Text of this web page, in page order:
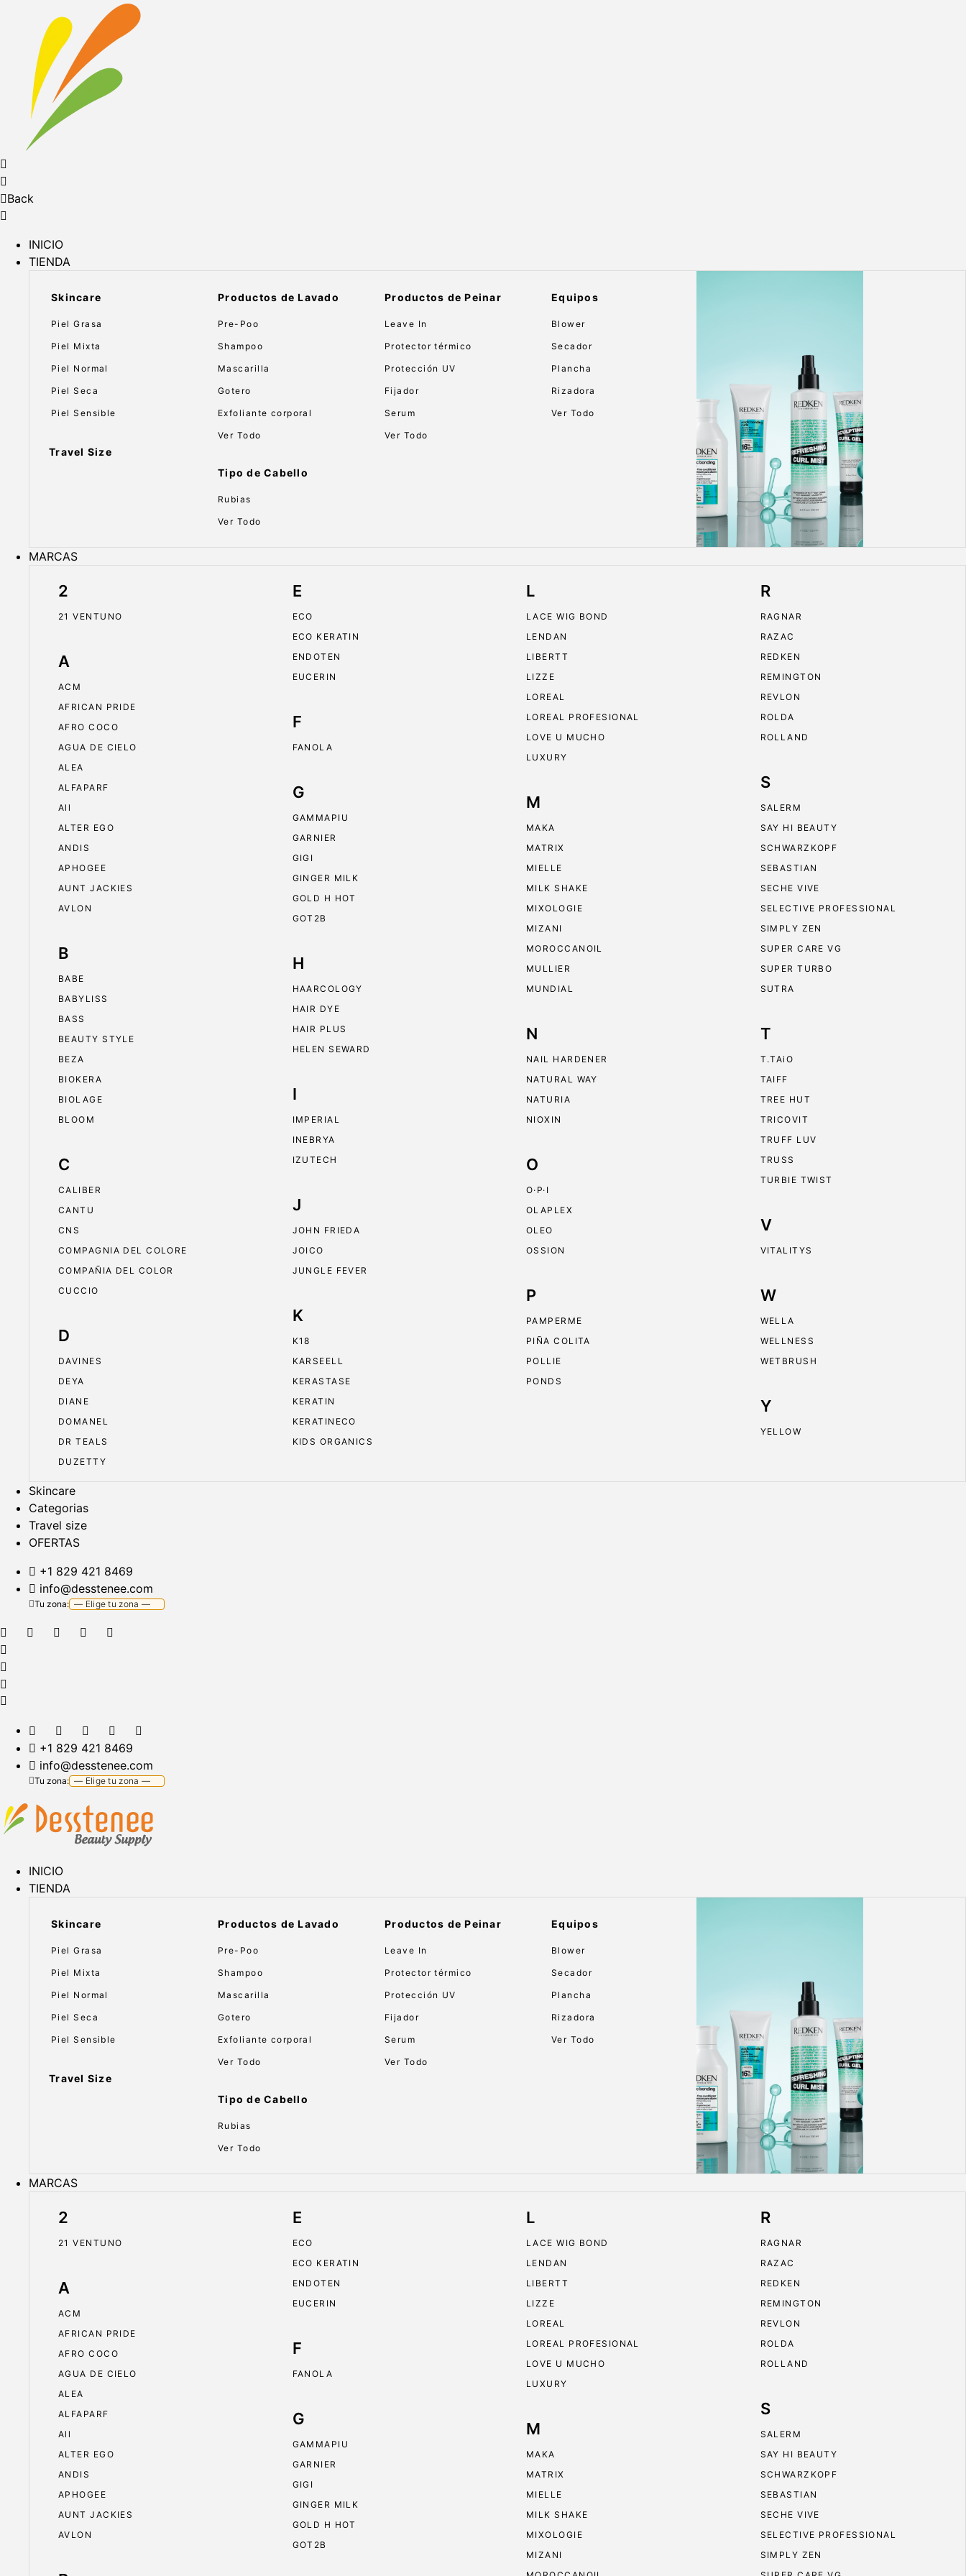
Back
INICIO
TIENDA
Skincare
Piel Grasa
Piel Mixta
Piel Normal
Piel Seca
Piel Sensible
Travel Size
Productos de Lavado
Pre-Poo
Shampoo
Mascarilla
Gotero
Exfoliante corporal
Ver Todo
Tipo de Cabello
Rubias
Ver Todo
Productos de Peinar
Leave In
Protector térmico
Protección UV
Fijador
Serum
Ver Todo
Equipos
Blower
Secador
Plancha
Rizadora
Ver Todo
MARCAS
2
21 VENTUNO
A
ACM
AFRICAN PRIDE
AFRO COCO
AGUA DE CIELO
ALEA
ALFAPARF
All
ALTER EGO
ANDIS
APHOGEE
AUNT JACKIES
AVLON
B
BABE
BABYLISS
BASS
BEAUTY STYLE
BEZA
BIOKERA
BIOLAGE
BLOOM
C
CALIBER
CANTU
CNS
COMPAGNIA DEL COLORE
COMPAÑIA DEL COLOR
CUCCIO
D
DAVINES
DEYA
DIANE
DOMANEL
DR TEALS
DUZETTY
E
ECO
ECO KERATIN
ENDOTEN
EUCERIN
F
FANOLA
G
GAMMAPIU
GARNIER
GIGI
GINGER MILK
GOLD H HOT
GOT2B
H
HAARCOLOGY
HAIR DYE
HAIR PLUS
HELEN SEWARD
I
IMPERIAL
INEBRYA
IZUTECH
J
JOHN FRIEDA
JOICO
JUNGLE FEVER
K
K18
KARSEELL
KERASTASE
KERATIN
KERATINECO
KIDS ORGANICS
L
LACE WIG BOND
LENDAN
LIBERTT
LIZZE
LOREAL
LOREAL PROFESIONAL
LOVE U MUCHO
LUXURY
M
MAKA
MATRIX
MIELLE
MILK SHAKE
MIXOLOGIE
MIZANI
MOROCCANOIL
MULLIER
MUNDIAL
N
NAIL HARDENER
NATURAL WAY
NATURIA
NIOXIN
O
O·P·I
OLAPLEX
OLEO
OSSION
P
PAMPERME
PIÑA COLITA
POLLIE
PONDS
R
RAGNAR
RAZAC
REDKEN
REMINGTON
REVLON
ROLDA
ROLLAND
S
SALERM
SAY HI BEAUTY
SCHWARZKOPF
SEBASTIAN
SECHE VIVE
SELECTIVE PROFESSIONAL
SIMPLY ZEN
SUPER CARE VG
SUPER TURBO
SUTRA
T
T.TAiO
TAIFF
TREE HUT
TRICOVIT
TRUFF LUV
TRUSS
TURBIE TWIST
V
VITALITYS
W
WELLA
WELLNESS
WETBRUSH
Y
YELLOW
Skincare
Categorias
Travel size
OFERTAS
+1 829 421 8469
info@desstenee.com
Tu zona:
+1 829 421 8469
info@desstenee.com
Tu zona:
INICIO
TIENDA
Skincare
Piel Grasa
Piel Mixta
Piel Normal
Piel Seca
Piel Sensible
Travel Size
Productos de Lavado
Pre-Poo
Shampoo
Mascarilla
Gotero
Exfoliante corporal
Ver Todo
Tipo de Cabello
Rubias
Ver Todo
Productos de Peinar
Leave In
Protector térmico
Protección UV
Fijador
Serum
Ver Todo
Equipos
Blower
Secador
Plancha
Rizadora
Ver Todo
MARCAS
2
21 VENTUNO
A
ACM
AFRICAN PRIDE
AFRO COCO
AGUA DE CIELO
ALEA
ALFAPARF
All
ALTER EGO
ANDIS
APHOGEE
AUNT JACKIES
AVLON
E
ECO
ECO KERATIN
ENDOTEN
EUCERIN
F
FANOLA
G
GAMMAPIU
GARNIER
GIGI
GINGER MILK
GOLD H HOT
GOT2B
L
LACE WIG BOND
LENDAN
LIBERTT
LIZZE
LOREAL
LOREAL PROFESIONAL
LOVE U MUCHO
LUXURY
M
MAKA
MATRIX
MIELLE
MILK SHAKE
MIXOLOGIE
MIZANI
R
RAGNAR
RAZAC
REDKEN
REMINGTON
REVLON
ROLDA
ROLLAND
S
SALERM
SAY HI BEAUTY
SCHWARZKOPF
SEBASTIAN
SECHE VIVE
SELECTIVE PROFESSIONAL
SIMPLY ZEN